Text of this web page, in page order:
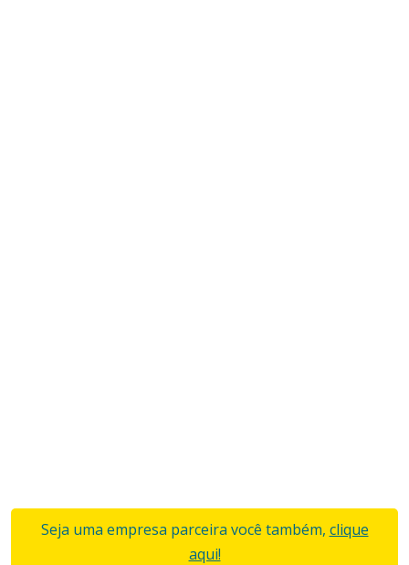
Seja uma empresa parceira você também, clique
aqui!